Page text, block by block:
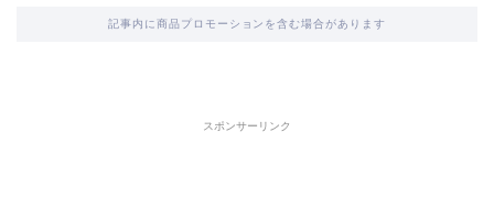
記事内に商品プロモーションを含む場合があります
スポンサーリンク